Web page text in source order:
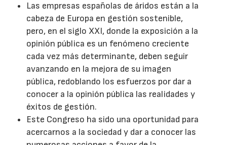
Las empresas españolas de áridos están a la
cabeza de Europa en gestión sostenible,
pero, en el siglo XXI, donde la exposición a la
opinión pública es un fenómeno creciente
cada vez más determinante, deben seguir
avanzando en la mejora de su imagen
pública, redoblando los esfuerzos por dar a
conocer a la opinión pública las realidades y
éxitos de gestión.
Este Congreso ha sido una oportunidad para
acercarnos a la sociedad y dar a conocer las